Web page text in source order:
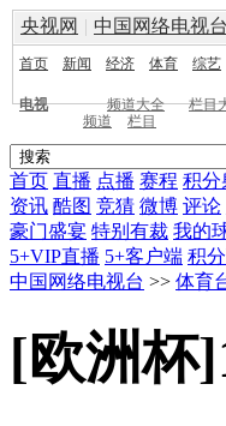
央视网 | 中国网络电视台
首页 新闻 经济 体育 综艺
电视 频道大全 栏目
频道
栏目
首页 直播 点播 赛程 积分
资讯 酷图 竞猜 微博 评论
豪门盛宴 特别有裁 我的
5+VIP直播 5+客户端 积
中国网络电视台 >> 体育
[欧洲杯